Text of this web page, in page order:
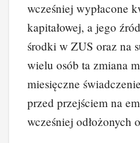
wcześniej wypłacone
kapitałowej, a jego
środki w ZUS oraz na
wielu osób ta zmiana
miesięczne
przed przejściem na
wcześniej odłożonych